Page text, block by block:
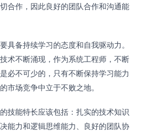
合作，因此良好的团队合作和沟通能
具备持续学习的态度和自我驱动力。
术不断涌现，作为系统工程师，不断
必不可少的，只有不断保持学习能力
市场竞争中立于不败之地。
技能特长应该包括：扎实的技术知识
能力和逻辑思维能力、良好的团队协